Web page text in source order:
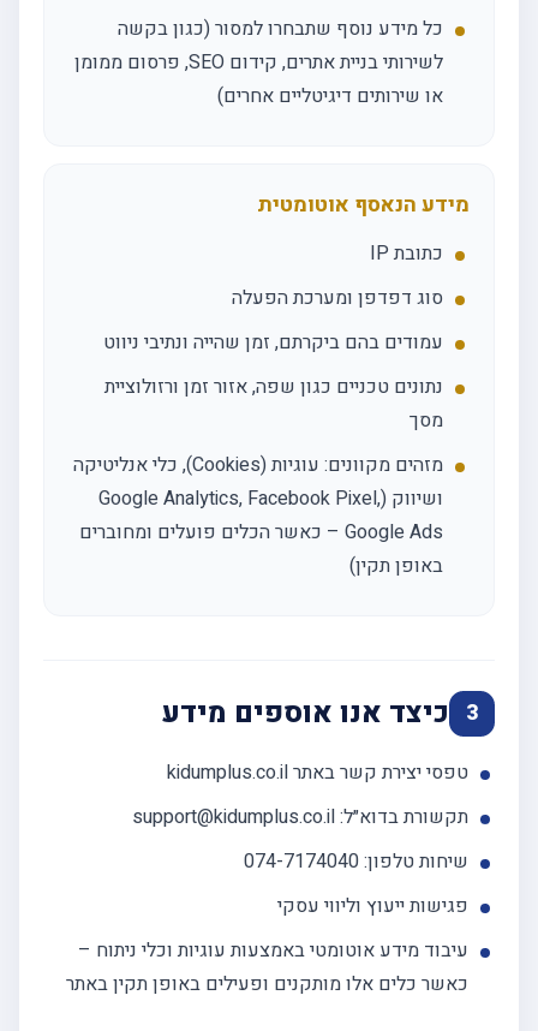
כל מידע נוסף שתבחרו למסור (כגון בקשה
לשירותי בניית אתרים, קידום SEO, פרסום ממומן
או שירותים דיגיטליים אחרים)
מידע הנאסף אוטומטית
כתובת IP
סוג דפדפן ומערכת הפעלה
עמודים בהם ביקרתם, זמן שהייה ונתיבי ניווט
נתונים טכניים כגון שפה, אזור זמן ורזולוציית
מסך
מזהים מקוונים: עוגיות (Cookies), כלי אנליטיקה
ושיווק (Google Analytics, Facebook Pixel,
Google Ads – כאשר הכלים פועלים ומחוברים
באופן תקין)
3 כיצד אנו אוספים מידע
טפסי יצירת קשר באתר kidumplus.co.il
תקשורת בדוא״ל: support@kidumplus.co.il
שיחות טלפון: 074-7174040
פגישות ייעוץ וליווי עסקי
עיבוד מידע אוטומטי באמצעות עוגיות וכלי ניתוח –
כאשר כלים אלו מותקנים ופעילים באופן תקין באתר